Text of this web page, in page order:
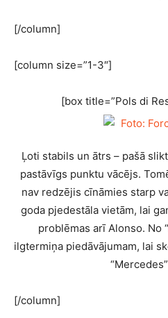
[/column]
[column size=”1-3″]
[box title=”Pols di
Ļoti stabils un ātrs – pašā
pastāvīgs punktu vācējs.
nav redzējis cīnāmies starp
goda pjedestāla vietām, lai
problēmas arī Alonso. No
ilgtermiņa piedāvājumam, lai
[/column]